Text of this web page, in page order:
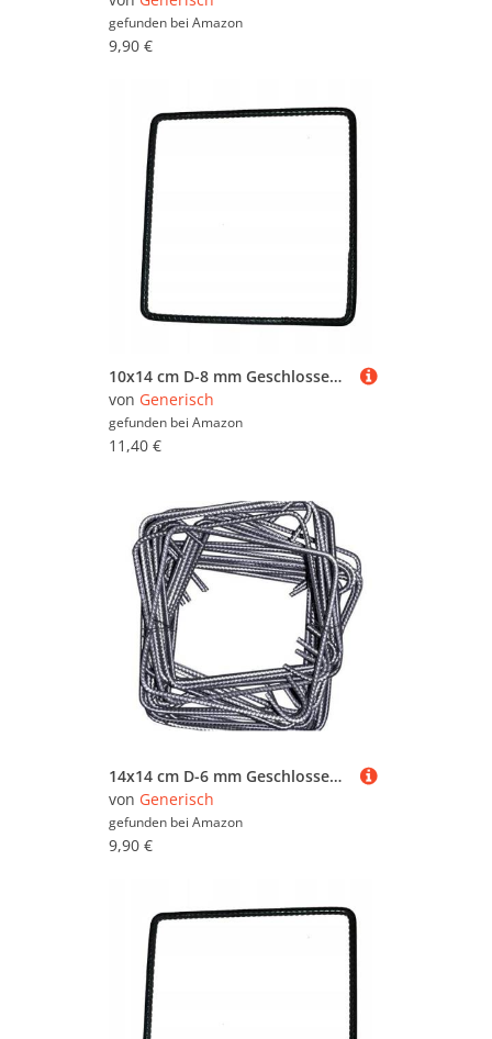
gefunden bei Amazon
9,90 €
10x14 cm D-8 mm Geschlossener Bügel 10er Pack Bewehrungsstahl und Drillaparat Mehrwinkelbügel Baustahl Ø8 mm Betonstahl
von Generisch
gefunden bei Amazon
11,40 €
14x14 cm D-6 mm Geschlossener Bügel 10er Pack Bewehrungsstahl Mehrwinkelbügel Baustahl Ø6 mm Betonstahl
von Generisch
gefunden bei Amazon
9,90 €